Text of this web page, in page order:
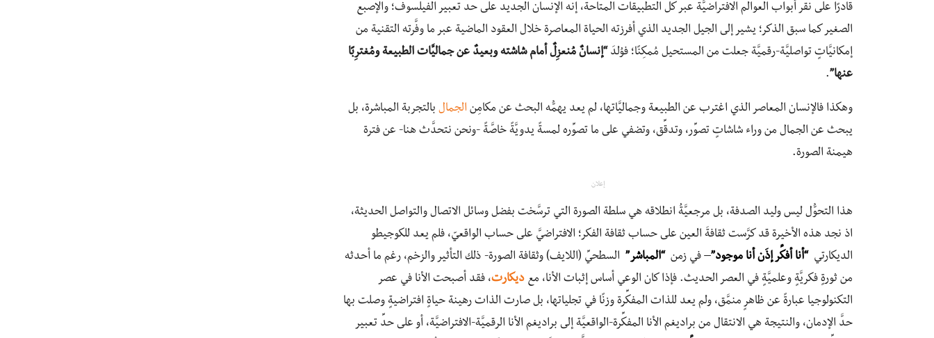
قادرًا على نقر أبواب العوالم الافتراضيَّة عبر كلِّ التطبيقات المتاحة، إنَّه الإنسان الجديد على حدِّ تعبير الفيلسوف؛ والإصبع
الصغير كما سبق الذكر؛ يشير إلى الجيل الجديد الذي أفرزته الحياة المعاصرة خلال العقود الماضية عبر ما وفَّرته التقنية من
إمكانيَّاتٍ تواصليَّة-رقميَّة جعلت من المستحيل مُمكِنًا؛ فوُلِدَ “إنسانٌ مُنعزِلٌ أمام شاشته وبعيدٌ عن جماليَّات الطبيعة ومُغترِبًا
عنها”.
وهكذا فالإنسان المعاصر الذي اغترب عن الطبيعة وجماليَّاتها، لم يعد يهمُّه البحث عن مكامِن الجمال بالتجربة المباشرة، بل
يبحث عن الجمال من وراء شاشاتٍ تصوِّر، وتدقِّق، وتضفي على ما تصوِّره لمسةً يدويَّةً خاصَّةً -ونحن نتحدَّث هنا- عن فترة
هيمنة الصورة.
إعلان
هذا التحوُّل ليس وليد الصدفة، بل مرجعيَّةُ انطلاقه هي سلطة الصورة التي ترسَّخت بفضل وسائل الاتصال والتواصل الحديثة،
اذ نجد هذه الأخيرة قد كرَّست ثقافةَ العين على حساب ثقافة الفكر؛ الافتراضيَّ على حساب الواقعيّ، فلم يعد للكوجيطو
الديكارتي “أنا أفكِّر إذَن أنا موجود”– في زمن “المباشر” السطحيِّ (اللايف) وثقافة الصورة- ذلك التأثير والزخم، رغم ما أحدثه
من ثورةٍ فكريَّةٍ وعلميَّةٍ في العصر الحديث. فإذا كان الوعي أساس إثبات الأنا، مع ديكارت، فقد أصبحت الأنا في عصر
التكنولوجيا عبارةً عن ظاهرٍ منمَّق، ولم يعد للذات المفكِّرة وزنًا في تجلياتها، بل صارت الذات رهينة حياةٍ افتراضيةٍ وصلت بها
حدَّ الإدمان، والنتيجة هي الانتقال من براديغم الأنا المفكِّرة-الواقعيَّة إلى براديغم الأنا الرقميَّة-الافتراضيَّة، أو على حدِّ تعبير